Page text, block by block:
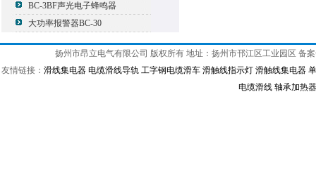
BC-3BF声光电子蜂鸣器
大功率报警器BC-30
扬州市昂立电气有限公司 版权所有 地址：扬州市邗江区工业园区 备
友情链接： 滑线集电器 电缆滑线导轨 工字钢电缆滑车 滑触线指示灯 滑触线集电器
电缆滑线 轴承加热器